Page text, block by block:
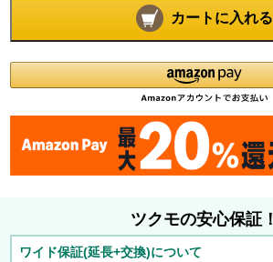
カートに入れる
ツクモの安心保証！
ワイド保証(延長+交換)について